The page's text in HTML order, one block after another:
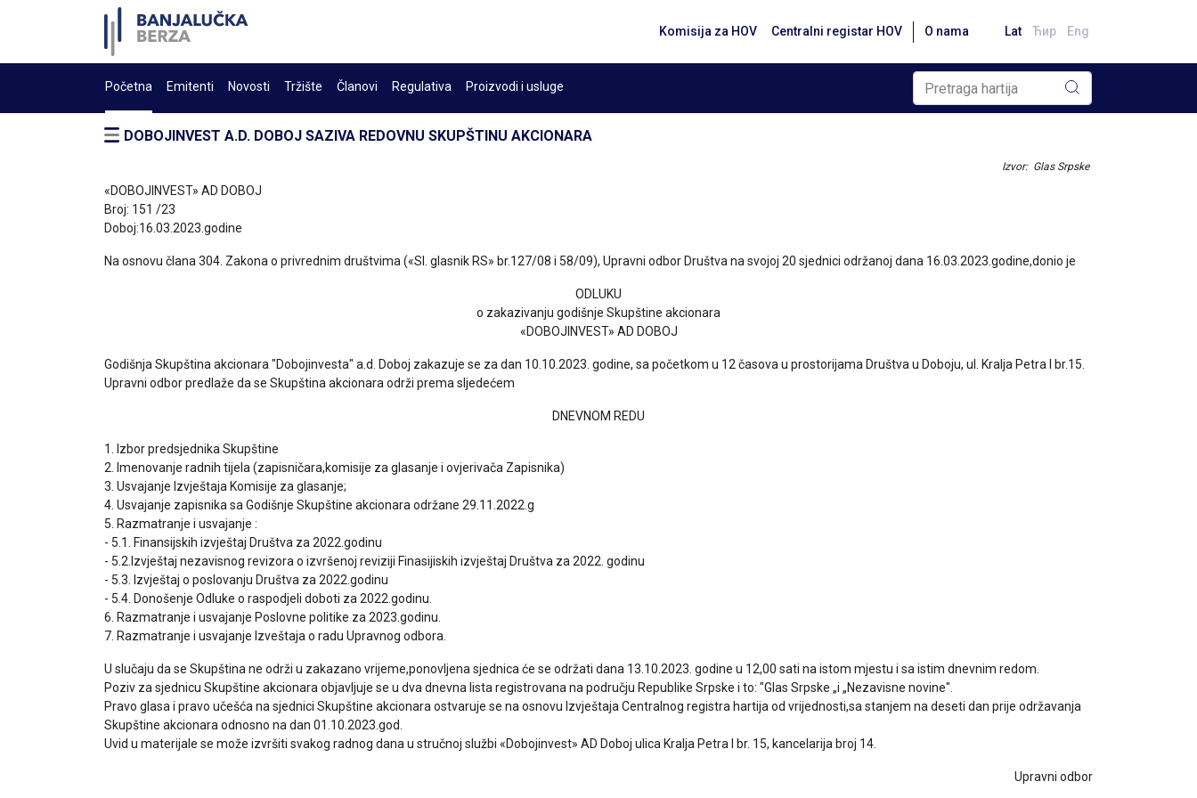
Komisija za HOV Centralni registar HOV O nama Lat Ћир Eng
Početna Emitenti Novosti Tržište Članovi Regulativa Proizvodi i usluge
DOBOJINVEST A.D. DOBOJ SAZIVA REDOVNU SKUPŠTINU AKCIONARA
Izvor: Glas Srpske
«DOBOJINVEST» AD DOBOJ
Broj: 151 /23
Doboj:16.03.2023.godine
Na osnovu člana 304. Zakona o privrednim društvima («Sl. glasnik RS» br.127/08 i 58/09), Upravni odbor Društva na svojoj 20 sjednici održanoj dana 16.03.2023.godine,donio je
ODLUKU
o zakazivanju godišnje Skupštine akcionara
«DOBOJINVEST» AD DOBOJ
Godišnja Skupština akcionara "Dobojinvesta" a.d. Doboj zakazuje se za dan 10.10.2023. godine, sa početkom u 12 časova u prostorijama Društva u Doboju, ul. Kralja Petra I br.15.
Upravni odbor predlaže da se Skupština akcionara održi prema sljedećem
DNEVNOM REDU
1. Izbor predsjednika Skupštine
2. Imenovanje radnih tijela (zapisničara,komisije za glasanje i ovjerivača Zapisnika)
3. Usvajanje Izvještaja Komisije za glasanje;
4. Usvajanje zapisnika sa Godišnje Skupštine akcionara održane 29.11.2022.g
5. Razmatranje i usvajanje :
- 5.1. Finansijskih izvještaj Društva za 2022.godinu
- 5.2.Izvještaj nezavisnog revizora o izvršenoj reviziji Finasijiskih izvještaj Društva za 2022. godinu
- 5.3. Izvještaj o poslovanju Društva za 2022.godinu
- 5.4. Donošenje Odluke o raspodjeli doboti za 2022.godinu.
6. Razmatranje i usvajanje Poslovne politike za 2023.godinu.
7. Razmatranje i usvajanje Izveštaja o radu Upravnog odbora.
U slučaju da se Skupština ne održi u zakazano vrijeme,ponovljena sjednica će se održati dana 13.10.2023. godine u 12,00 sati na istom mjestu i sa istim dnevnim redom.
Poziv za sjednicu Skupštine akcionara objavljuje se u dva dnevna lista registrovana na području Republike Srpske i to: "Glas Srpske „i „Nezavisne novine".
Pravo glasa i pravo učešća na sjednici Skupštine akcionara ostvaruje se na osnovu Izvještaja Centralnog registra hartija od vrijednosti,sa stanjem na deseti dan prije održavanja
Skupštine akcionara odnosno na dan 01.10.2023.god.
Uvid u materijale se može izvršiti svakog radnog dana u stručnoj službi «Dobojinvest» AD Doboj ulica Kralja Petra I br. 15, kancelarija broj 14.
Upravni odbor